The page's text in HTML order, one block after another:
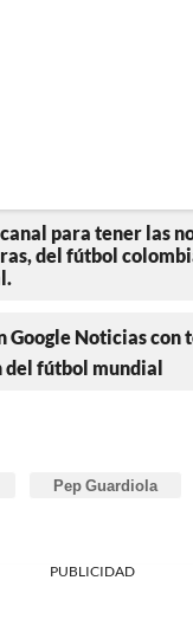
para tener las
del fútbol
Google Noticias con
fútbol mundial
Pep Guardiola
PUBLICIDAD